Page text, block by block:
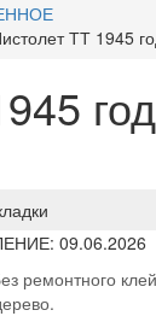
ТТ 1945
09.06.2026
ремонтного